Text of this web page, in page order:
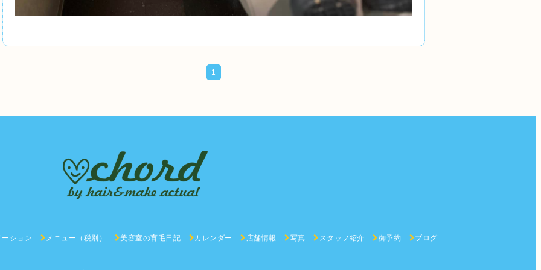
1
ーション メニュー（税別） 美容室の育毛日記 カレンダー 店舗情報 写真 スタッフ紹介 御予約 ブログ